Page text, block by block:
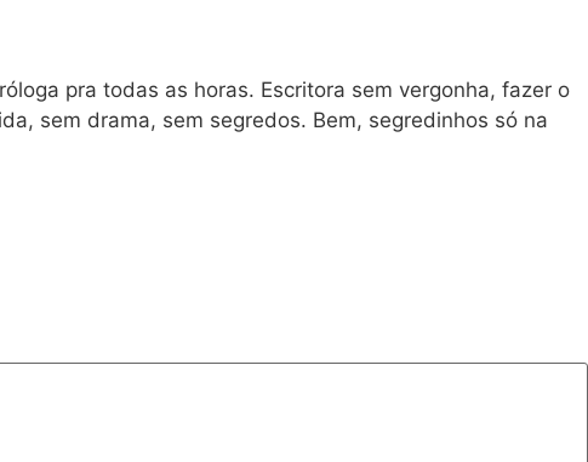
pra todas as horas. Escritora sem vergonha, fazer o
sem drama, sem segredos. Bem, segredinhos só na